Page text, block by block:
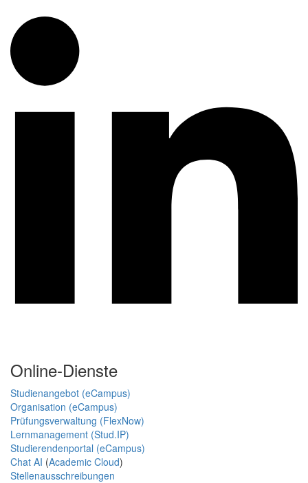
Online-Dienste
Studienangebot (eCampus)
Organisation (eCampus)
Prüfungsverwaltung (FlexNow)
Lernmanagement (Stud.IP)
Studierendenportal (eCampus)
Chat AI (Academic Cloud)
Stellenausschreibungen